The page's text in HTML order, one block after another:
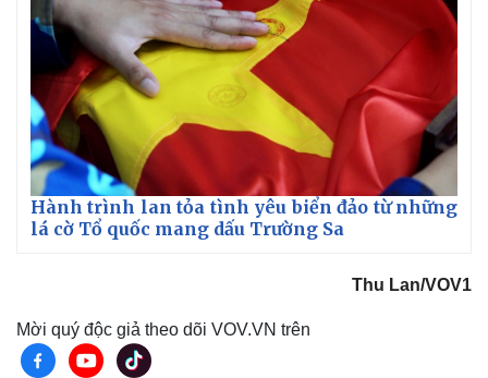
Doanh nghiệp
Thông tin doanh nghiệp
Doanh nghiệp 24h
Doanh nhân
Vì cộng đồng
Công nghệ
Sành điệu
Trải nghiệm
Chuyển đổi số
Hành trình lan tỏa tình yêu biển đảo từ những
lá cờ Tổ quốc mang dấu Trường Sa
Thu Lan/VOV1
Mời quý độc giả theo dõi VOV.VN trên